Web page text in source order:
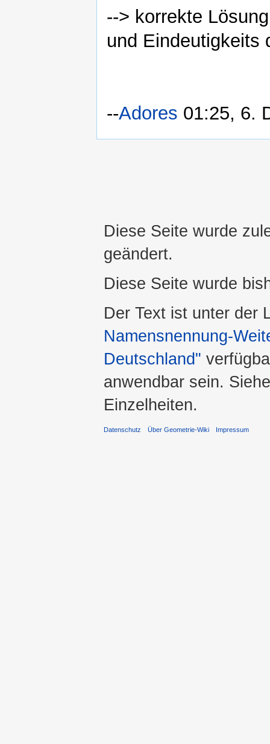
--> korrekte
und Eindeutigkeits
--Adores 01:25, 6.
Diese Seite wurde
geändert.
Diese Seite wurde
Der Text ist unter der
Namensnennung-
Deutschland"
anwendbar sein.
Einzelheiten.
Datenschutz Über Geometrie-Wiki Impressum